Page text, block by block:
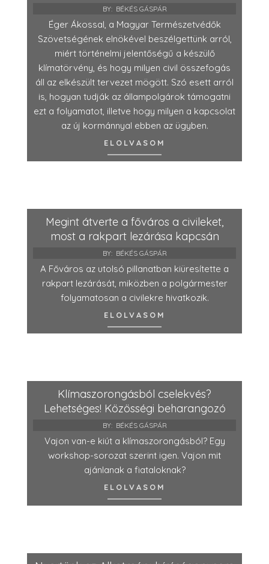
BY: BÉKÉS GÁSPÁR
Éger Ákossal, a Magyar Természetvédők
Szövetségének elnökével beszélgettünk arról,
miért történelmi jelentőségű a készülő
klímatörvény, és hogy milyen civil összefogás
áll az elkészült tervezet mögött. Szó esett arról
is, hogyan tudják az állampolgárok támogatni
ezt a folyamatot, illetve hogy milyen a kapcsolat
az új kormánnyal ebben az ügyben.
ELOLVASOM
Megint átverte a főváros a civileket,
most a rakpart lezárása kapcsán
BY: BÉKÉS GÁSPÁR
A Főváros az utolsó pillanatban kiüresítette a
rakpart lezárását, miközben a polgármester
folyamatosan a civilekre hivatkozik.
ELOLVASOM
Klímaszorongásból cselekvés?
Lehetséges! Közösségi beharangozó
BY: BÉKÉS GÁSPÁR
Vajon van-e kiút a klímaszorongásból? Egy
workshop-sorozat szerint igen. Vajon mit
ajánlanak a fiataloknak?
ELOLVASOM